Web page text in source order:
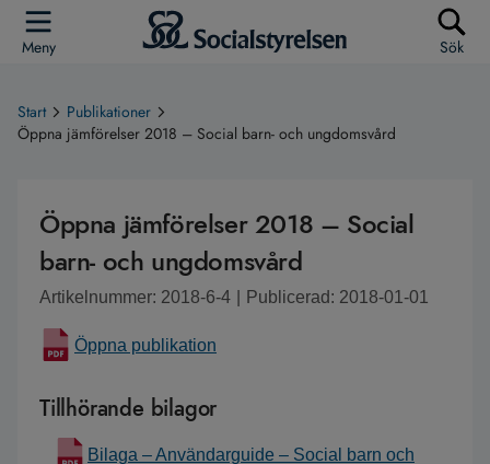
Meny Sök
Start
Publikationer
Öppna jämförelser 2018 – Social barn- och ungdomsvård
Öppna jämförelser 2018 – Social
barn- och ungdomsvård
Artikelnummer: 2018-6-4 Publicerad: 2018-01-01
Öppna publikation
Tillhörande bilagor
Bilaga – Användarguide – Social barn och